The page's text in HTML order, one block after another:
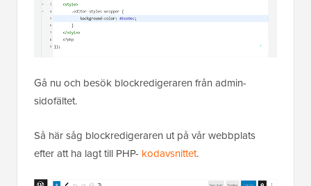
Gå nu och besök blockredigeraren från admin-
sidofältet.
Så här såg blockredigeraren ut på vår webbplats
efter att ha lagt till PHP- kodavsnittet.